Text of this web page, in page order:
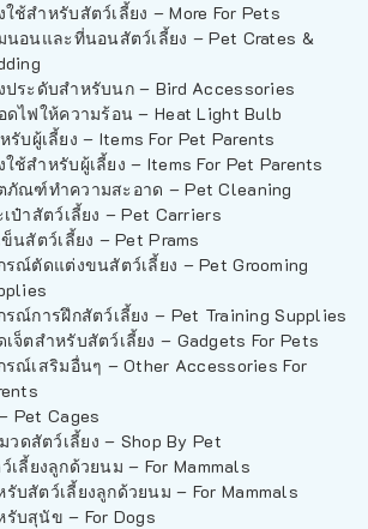
ใช้สำหรับสัตว์เลี้ยง – More For Pets
นอนและที่นอนสัตว์เลี้ยง – Pet Crates &
ประดับสำหรับนก – Bird Accessories
ดไฟให้ความร้อน – Heat Light Bulb
รับผู้เลี้ยง – Items For Pet Parents
ใช้สำหรับผู้เลี้ยง – Items For Pet Parents
ภัณฑ์ทำความสะอาด – Pet Cleaning
เป๋าสัตว์เลี้ยง – Pet Carriers
ข็นสัตว์เลี้ยง – Pet Prams
รณ์ตัดแต่งขนสัตว์เลี้ยง – Pet Grooming
รณ์การฝึกสัตว์เลี้ยง – Pet Training Supplies
เจ็ตสำหรับสัตว์เลี้ยง – Gadgets For Pets
รณ์เสริมอื่นๆ – Other Accessories For
Pet Cages
วดสัตว์เลี้ยง – Shop By Pet
เลี้ยงลูกด้วยนม – For Mammals
รับสัตว์เลี้ยงลูกด้วยนม – For Mammals
รับสุนัข – For Dogs